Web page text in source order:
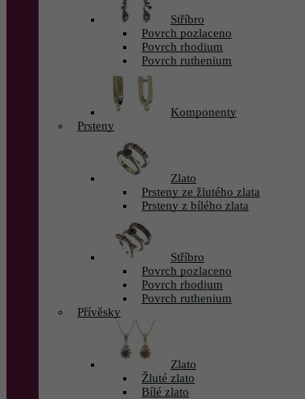
Stříbro
Povrch pozlaceno
Povrch rhodium
Povrch ruthenium
Komponenty
Prsteny
Zlato
Prsteny ze žlutého zlata
Prsteny z bílého zlata
Stříbro
Povrch pozlaceno
Povrch rhodium
Povrch ruthenium
Přívěsky
Zlato
Žluté zlato
Bílé zlato